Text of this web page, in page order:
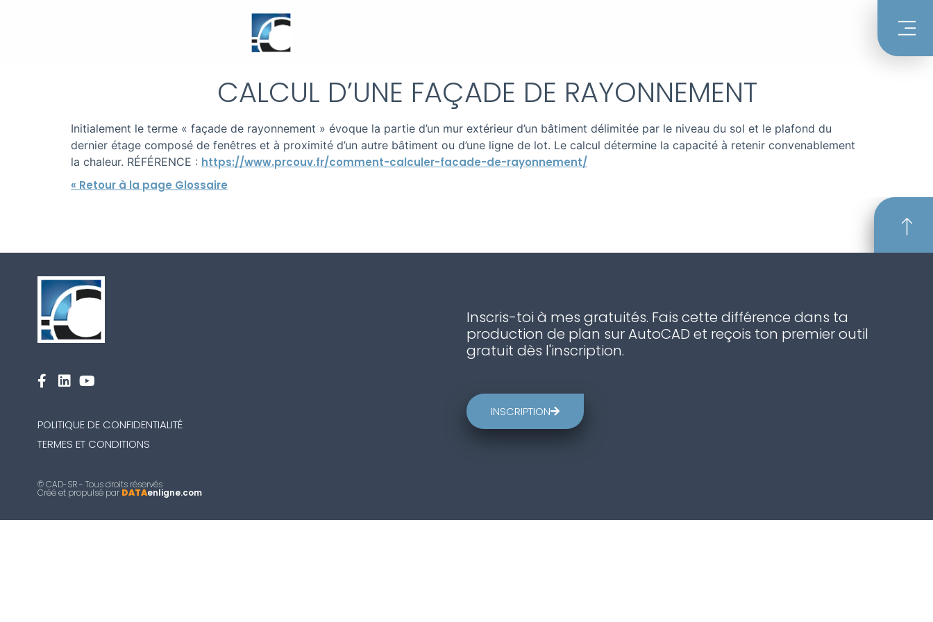
CALCUL D’UNE FAÇADE DE RAYONNEMENT
Initialement le terme « façade de rayonnement » évoque la partie d’un mur extérieur d’un bâtiment délimitée par le niveau du sol et le plafond du
dernier étage composé de fenêtres et à proximité d’un autre bâtiment ou d’une ligne de lot. Le calcul détermine la capacité à retenir convenablement
la chaleur. RÉFÉRENCE : https://www.prcouv.fr/comment-calculer-facade-de-rayonnement/
« Retour à la page Glossaire
POLITIQUE DE CONFIDENTIALITÉ
TERMES ET CONDITIONS
© CAD-SR - Tous droits réservés
Créé et propulsé par DATAenligne.com
Inscris-toi à mes gratuités. Fais cette différence dans ta
production de plan sur AutoCAD et reçois ton premier outil
gratuit dès l'inscription.
INSCRIPTION